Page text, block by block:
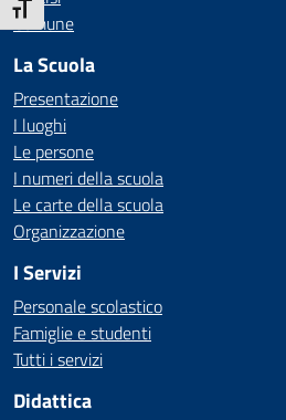
Attiva/disattiva dimensione testo
Comune
La Scuola
Presentazione
I luoghi
Le persone
I numeri della scuola
Le carte della scuola
Organizzazione
I Servizi
Personale scolastico
Famiglie e studenti
Tutti i servizi
Didattica